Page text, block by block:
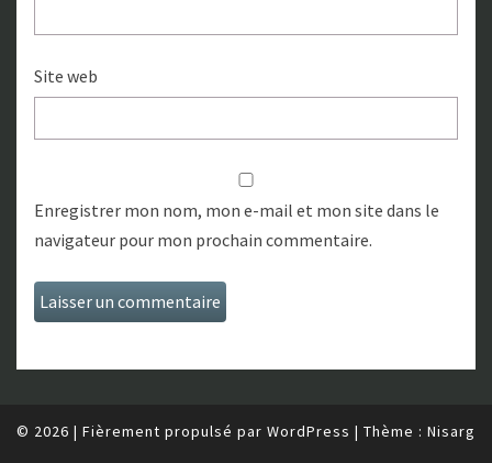
Site web
Enregistrer mon nom, mon e-mail et mon site dans le
navigateur pour mon prochain commentaire.
© 2026 | Fièrement propulsé par WordPress | Thème : Nisarg